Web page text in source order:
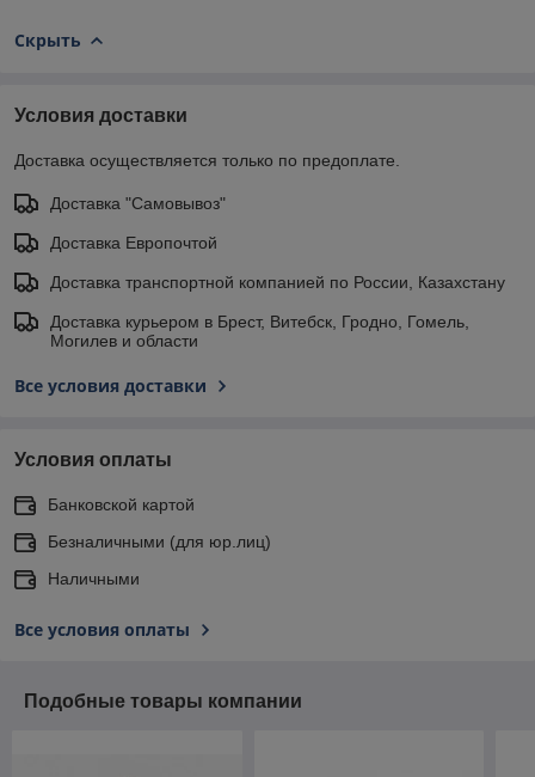
Скрыть
Условия доставки
Доставка осуществляется только по предоплате.
Доставка "Самовывоз"
Доставка Европочтой
Доставка транспортной компанией по России, Казахстану
Доставка курьером в Брест, Витебск, Гродно, Гомель,
Могилев и области
Все условия доставки
Условия оплаты
Банковской картой
Безналичными (для юр.лиц)
Наличными
Все условия оплаты
Подобные товары компании